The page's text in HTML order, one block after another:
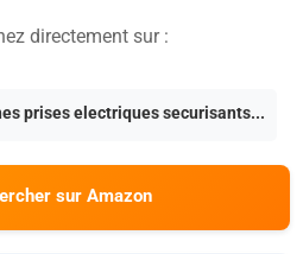
directement sur :
prises electriques securisants...
sur Amazon